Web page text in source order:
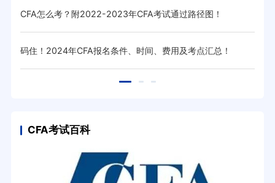
CFA怎么考？附2022-2023年CFA考试通过路径图！
码住！2024年CFA报名条件、时间、费用及考点汇总！
CFA考试百科